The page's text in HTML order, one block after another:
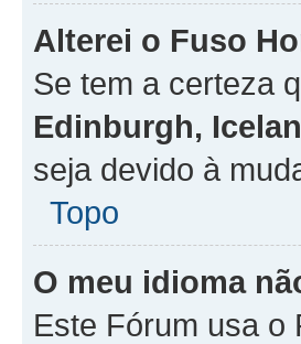
Alterei o Fuso
Se tem a certeza
Edinburgh,
seja devido à
Topo
O meu idioma
Este Fórum usa o